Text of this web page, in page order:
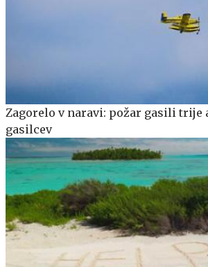
Zagorelo v naravi: požar gasili
gasilcev